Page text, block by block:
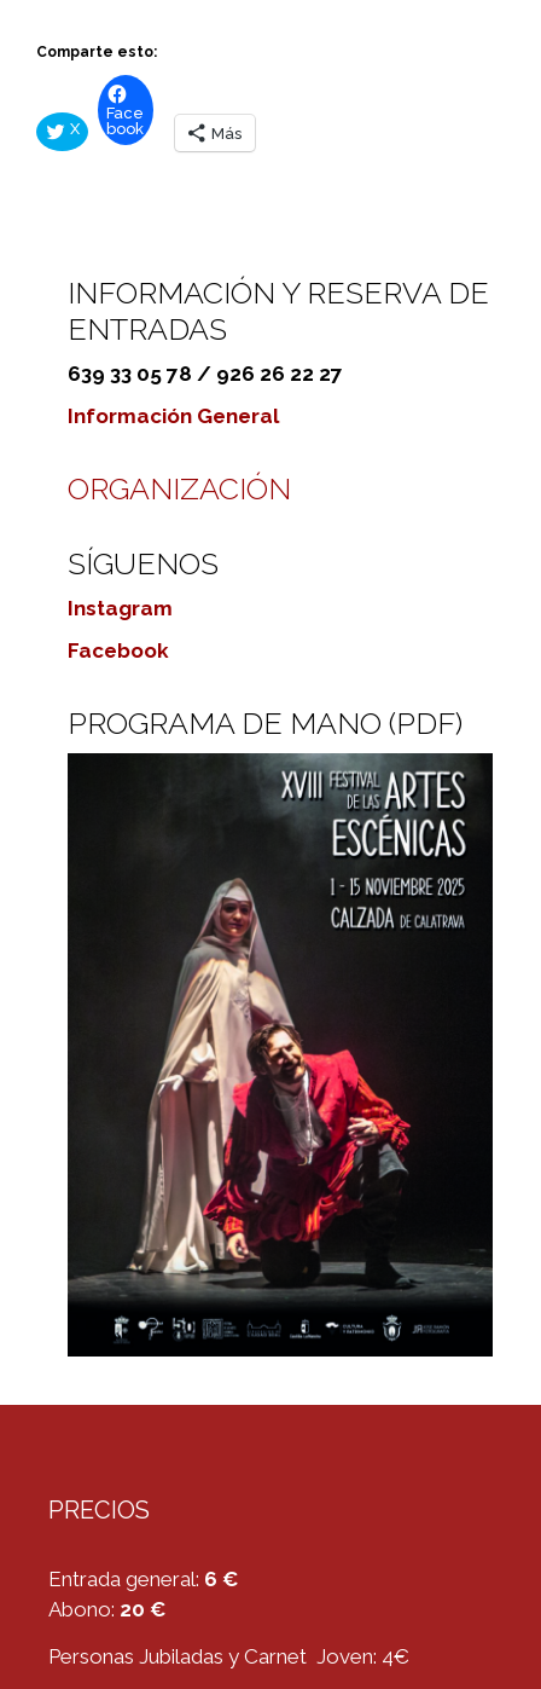
Comparte esto:
X
Face
book
Más
INFORMACIÓN Y RESERVA DE
ENTRADAS
639 33 05 78 / 926 26 22 27
Información General
ORGANIZACIÓN
SÍGUENOS
Instagram
Facebook
PROGRAMA DE MANO (PDF)
PRECIOS
Entrada general: 6 €
Abono: 20 €
Personas Jubiladas y Carnet Joven: 4€